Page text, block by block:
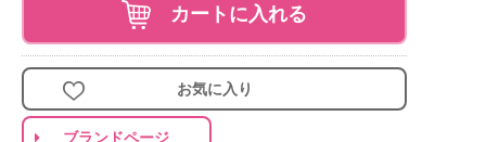
カートに入れる
お気に入り
ブランドページ